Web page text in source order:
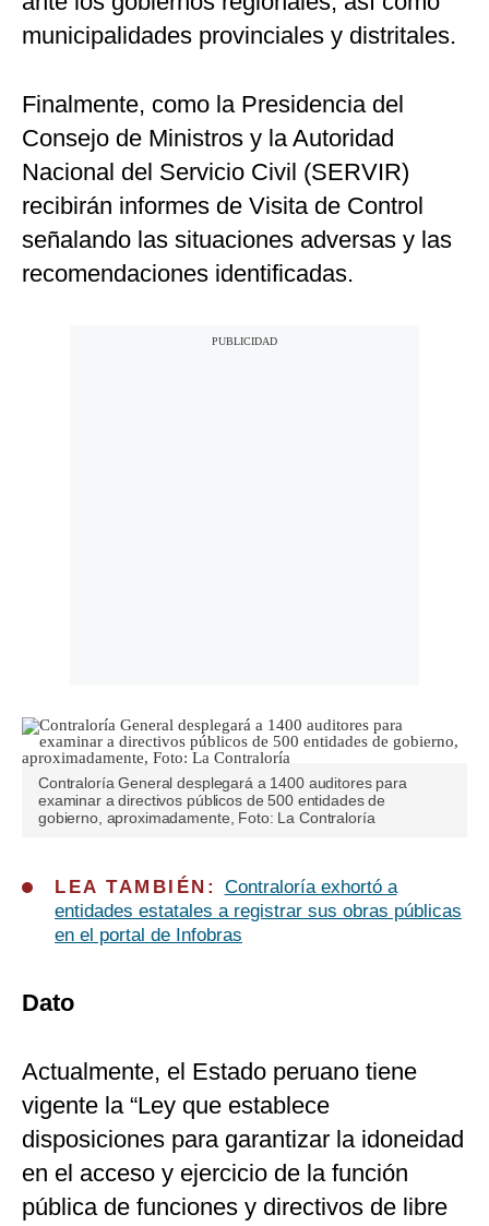
municipalidades provinciales y distritales.
Finalmente, como la Presidencia del
Consejo de Ministros y la Autoridad
Nacional del Servicio Civil (SERVIR)
recibirán informes de Visita de Control
señalando las situaciones adversas y las
recomendaciones identificadas.
Contraloría General desplegará a 1400 auditores para
examinar a directivos públicos de 500 entidades de
gobierno, aproximadamente, Foto: La Contraloría
LEA TAMBIÉN: Contraloría exhortó a
entidades estatales a registrar sus obras públicas
en el portal de Infobras
Dato
Actualmente, el Estado peruano tiene
vigente la “Ley que establece
disposiciones para garantizar la idoneidad
en el acceso y ejercicio de la función
pública de funciones y directivos de libre